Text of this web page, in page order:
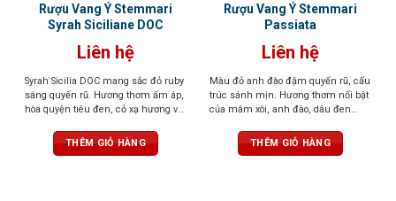
Rượu Vang Ý Stemmari
Syrah Siciliane DOC
Liên hệ
Syrah Sicilia DOC mang sắc đỏ ruby
sáng quyến rũ. Hương thơm ấm áp,
hòa quyện tiêu đen, cỏ xạ hương và
mịn như nhung, cân bằng, dễ chịu,
hậu vị dài, để lại ấn tượng tinh tế và
THÊM GIỎ HÀNG
Rượu Vang Ý Stemmari
Passiata
Liên hệ
Màu đỏ anh đào đậm quyến rũ, cấu
trúc sánh mịn. Hương thơm nổi bật
của mâm xôi, anh đào, dâu đen
đen cay nồng. Khi rượu “thở” trong
ly, tầng hương vani và thuốc lá tinh
THÊM GIỎ HÀNG